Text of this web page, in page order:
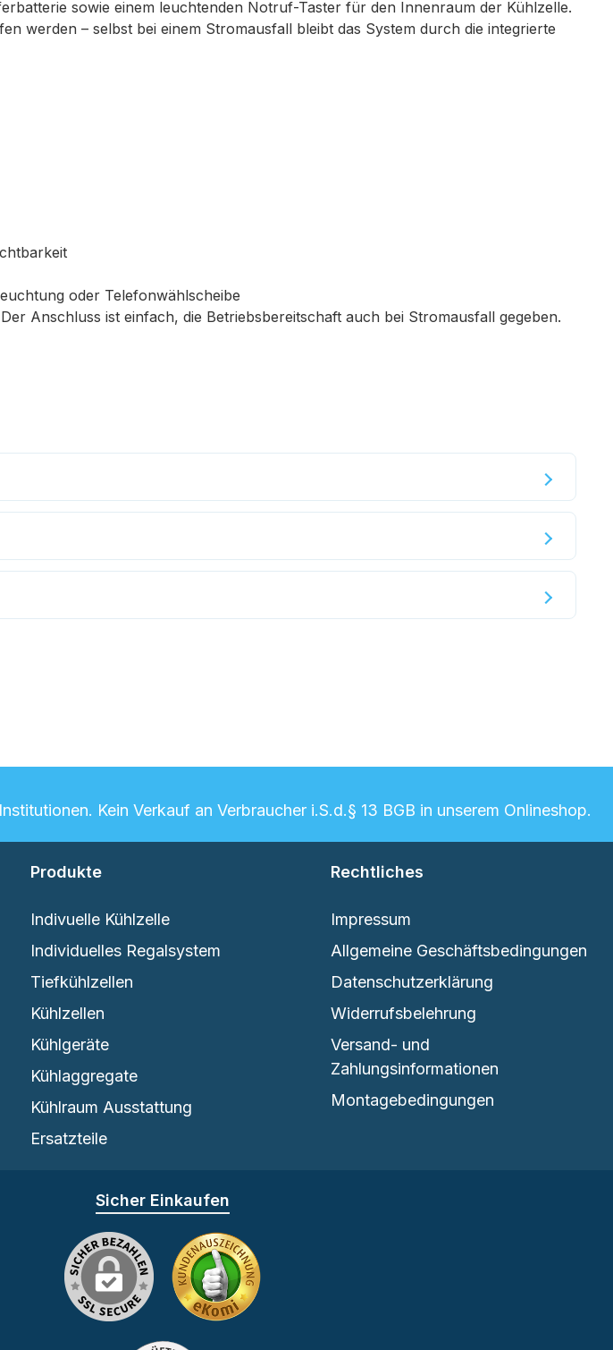
sowie einem leuchtenden Notruf-Taster für den Innenraum der Kühlzelle.
werden – selbst bei einem Stromausfall bleibt das System durch die integrierte
oder Telefonwählscheibe
Anschluss ist einfach, die Betriebsbereitschaft auch bei Stromausfall gegeben.
Kein Verkauf an Verbraucher i.S.d.§ 13 BGB in unserem Onlineshop.
Produkte
Indivuelle Kühlzelle
Individuelles Regalsystem
Tiefkühlzellen
Kühlzellen
Kühlgeräte
Kühlaggregate
Kühlraum Ausstattung
Ersatzteile
Rechtliches
Impressum
Allgemeine Geschäftsbedingungen
Datenschutzerklärung
Widerrufsbelehrung
Versand- und
Zahlungsinformationen
Montagebedingungen
Pay
Sicher Einkaufen